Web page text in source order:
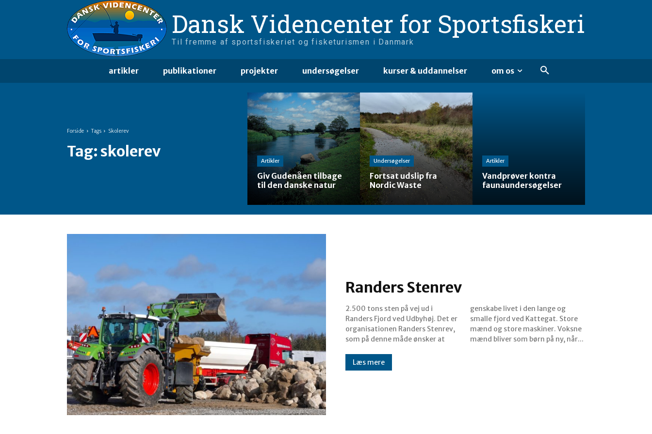
Dansk Videncenter for Sportsfiskeri
Til fremme af sportsfiskeriet og fisketurismen i Danmark
artikler publikationer projekter undersøgelser kurser & uddannelser om os
Forside Tags Skolerev
Tag: skolerev
Artikler
Giv Gudenåen tilbage
til den danske natur
Undersøgelser
Fortsat udslip fra
Nordic Waste
Artikler
Vandprøver kontra
faunaundersøgelser
Randers Stenrev
2.500 tons sten på vej ud i
Randers Fjord ved Udbyhøj. Det er
organisationen Randers Stenrev,
som på denne måde ønsker at
genskabe livet i den lange og
smalle fjord ved Kattegat. Store
mænd og store maskiner. Voksne
mænd bliver som børn på ny, når...
Læs mere